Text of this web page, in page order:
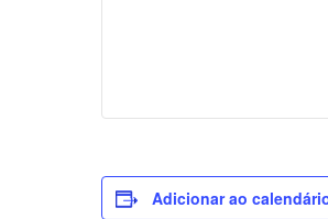
Adicionar ao